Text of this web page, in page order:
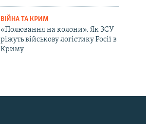
ВІЙНА ТА КРИМ
«Полювання на колони». Як ЗСУ
ріжуть військову логістику Росії в
Криму